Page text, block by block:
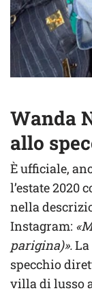
Wanda
allo
È ufficiale,
l’estate 2020
nella
Instagram:
parigina)».
specchio
villa di lusso